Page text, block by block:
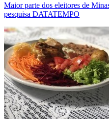
Maior parte dos eleitores de
pesquisa DATATEMPO